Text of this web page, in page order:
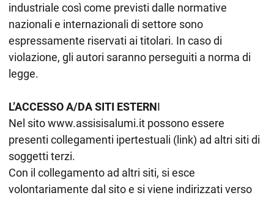
industriale così come previsti dalle normative
nazionali e internazionali di settore sono
espressamente riservati ai titolari. In caso di
violazione, gli autori saranno perseguiti a norma di
legge.
L’ACCESSO A/DA SITI ESTERNI
Nel sito www.assisisalumi.it possono essere
presenti collegamenti ipertestuali (link) ad altri siti di
soggetti terzi.
Con il collegamento ad altri siti, si esce
volontariamente dal sito e si viene indirizzati verso